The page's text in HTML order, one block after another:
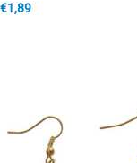
€1,89